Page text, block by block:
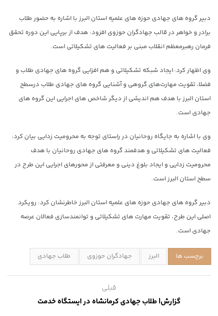
دبیر گروه های جهادی حوزه های علمیه استان البرز با اشاره به حضور طلاب
برادر و خواهر در قالب جهادگران حوزوی افزود: هدف از برپایی این دوره تحقق
فرمان رهبرمعظم انقلاب مبنی بر فعالیت های تشکیلاتی است.
وی اظهار کرد: ایجاد شبکه تشکیلاتی و هم افزایی گروه های جهادی طلاب و
فضلا، تقویت مهارت‌های گروهی و آشنایی گروه های جهادی طلاب درسطح
استان البرز با هدف هم اندیشی از دیگر شاخص های اجرایی این گروه های
جهادی است.
وی با اشاره به جایگاه روحانیان در راستای توجه به محرومیت زدایی بیان کرد:
فعالیت های تشکیلاتی و هدفمند گروه های جهادی روحانیان با هدف
محرومیت زدایی و ایجاد بلوغ دینی و معرفتی از محورهای اجرایی این طرح در
سطح استان البرز است.
دبیر گروه های جهادی حوزه های علمیه استان البرز خاطرنشان کرد: رویکرد
اصلی این طرح، تقویت مهارت های تشکیلاتی و توانمندسازی فعالان عرصه
جهادی است.
برچسب ها البرز جهادگران حوزوی طلاب جهادی
قبلی
گزارش| طلاب جهادی کرمانشاه در ایستگاه خدمت